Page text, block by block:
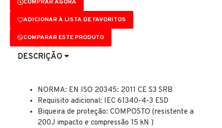
COMPRAR AGORA
ADICIONAR À LISTA DE FAVORITOS
COMPARAR ESTE PRODUTO
DESCRIÇÃO
NORMA: EN ISO 20345: 2011 CE S3 SRB
Requisito adicional: IEC 61340-4-3 ESD
Biqueira de proteção: COMPOSTO (resistente a
200J impacto e compressão 15 kN )